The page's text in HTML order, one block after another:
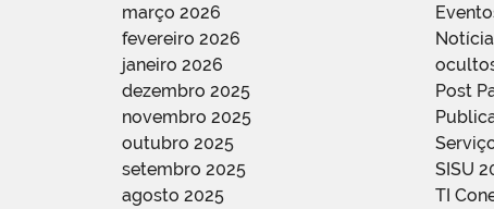
março 2026
fevereiro 2026
janeiro 2026
dezembro 2025
novembro 2025
outubro 2025
setembro 2025
agosto 2025
Post
SISU
TI